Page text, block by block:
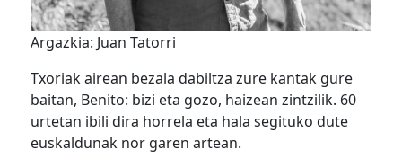
Argazkia: Juan Tatorri
Txoriak airean bezala dabiltza zure kantak gure
baitan, Benito: bizi eta gozo, haizean zintzilik. 60
urtetan ibili dira horrela eta hala segituko dute
euskaldunak nor garen artean.